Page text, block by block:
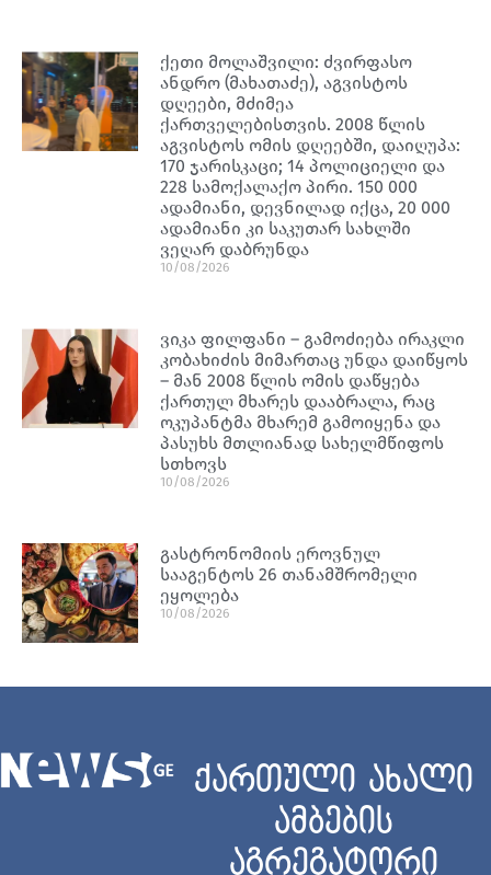
ქეთი მოლაშვილი: ძვირფასო
ანდრო (მახათაძე), აგვისტოს
დღეები, მძიმეა
ქართველებისთვის. 2008 წლის
აგვისტოს ომის დღეებში, დაიღუპა:
170 ჯარისკაცი; 14 პოლიციელი და
228 სამოქალაქო პირი. 150 000
ადამიანი, დევნილად იქცა, 20 000
ადამიანი კი საკუთარ სახლში
ვეღარ დაბრუნდა
10/08/2026
ვიკა ფილფანი – გამოძიება ირაკლი
კობახიძის მიმართაც უნდა დაიწყოს
– მან 2008 წლის ომის დაწყება
ქართულ მხარეს დააბრალა, რაც
ოკუპანტმა მხარემ გამოიყენა და
პასუხს მთლიანად სახელმწიფოს
სთხოვს
10/08/2026
გასტრონომიის ეროვნულ
სააგენტოს 26 თანამშრომელი
ეყოლება
10/08/2026
ქართული ახალი
ამბების
აგრეგატორი